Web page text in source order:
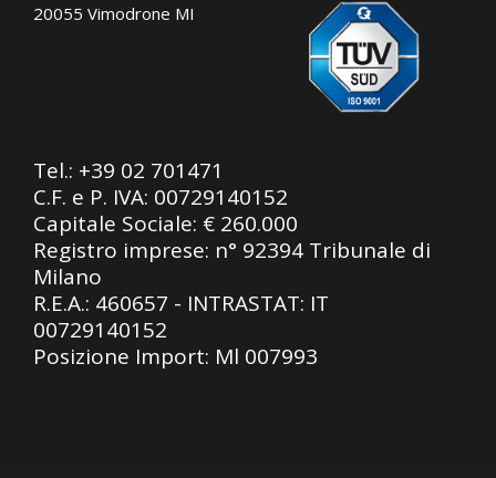
20055 Vimodrone MI
Tel.: +39 02 701471
C.F. e P. IVA: 00729140152
Capitale Sociale: € 260.000
Registro imprese: n° 92394 Tribunale di
Milano
R.E.A.: 460657 - INTRASTAT: IT
00729140152
Posizione Import: Ml 007993